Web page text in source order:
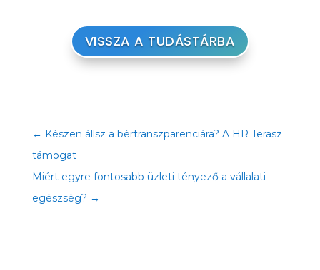
VISSZA A TUDÁSTÁRBA
← Készen állsz a bértranszparenciára? A HR Terasz
támogat
Miért egyre fontosabb üzleti tényező a vállalati
egészség? →